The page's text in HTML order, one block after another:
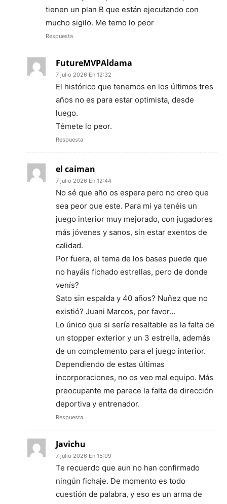
tienen un plan B que están ejecutando con
mucho sigilo. Me temo lo peor
Respuesta
FutureMVPAldama
7 julio 2026 En 12:32
El histórico que tenemos en los últimos tres
años no es para estar optimista, desde
luego.
Témete lo peor.
Respuesta
el caiman
7 julio 2026 En 12:44
No sé que año os espera pero no creo que
sea peor que este. Para mi ya tenéis un
juego interior muy mejorado, con jugadores
más jóvenes y sanos, sin estar exentos de
calidad.
Por fuera, el tema de los bases puede que
no hayáis fichado estrellas, pero de donde
venís?
Sato sin espalda y 40 años? Nuñez que no
existió? Juani Marcos, por favor…
Lo único que si sería resaltable es la falta de
un stopper exterior y un 3 estrella, además
de un complemento para el juego interior.
Dependiendo de estas últimas
incorporaciones, no os veo mal equipo. Más
preocupante me parece la falta de dirección
deportiva y entrenador.
Respuesta
Javichu
7 julio 2026 En 15:09
Te recuerdo que aun no han confirmado
ningún fichaje. De momento es todo
cuestión de palabra, y eso es un arma de